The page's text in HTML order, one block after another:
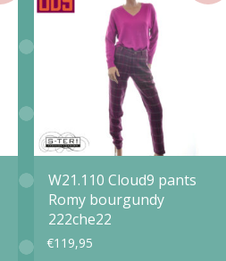
W21.110 Cloud9 pants
Romy bourgundy
222che22
€119,95